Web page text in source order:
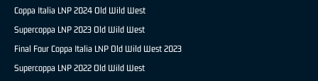
Coppa Italia LNP 2024 Old Wild West
Supercoppa LNP 2023 Old Wild West
Final Four Coppa Italia LNP Old Wild West 2023
Supercoppa LNP 2022 Old Wild West